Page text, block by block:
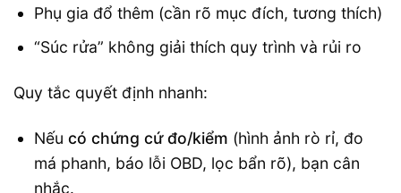
Phụ gia đổ thêm (cần rõ mục đích, tương thích)
“Súc rửa” không giải thích quy trình và rủi ro
Quy tắc quyết định nhanh:
Nếu có chứng cứ đo/kiểm (hình ảnh rò rỉ, đo
má phanh, báo lỗi OBD, lọc bẩn rõ), bạn cân
nhắc.